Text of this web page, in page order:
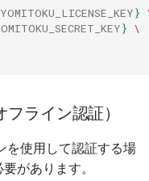
YOMITOKU_LICENSE_KEY}
} \
ライン認証）
を使用して認証する場
があります。